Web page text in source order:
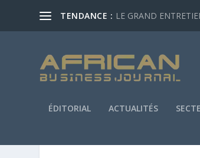
TENDANCE : LE GRAND
ÉDITORIAL ACTUALITÉS